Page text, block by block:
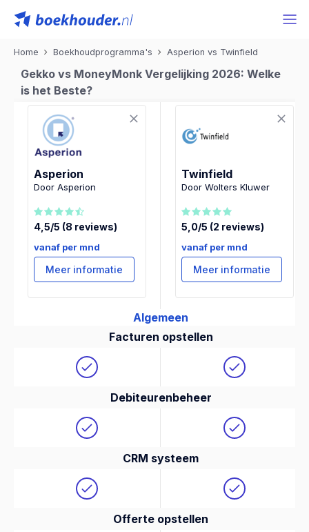
Home Boekhoudprogramma's Asperion vs Twinfield
Gekko vs MoneyMonk Vergelijking 2026: Welke
is het Beste?
Asperion
Door Asperion
4,5/5 (8 reviews)
vanaf per mnd
Meer informatie
Twinfield
Door Wolters Kluwer
5,0/5 (2 reviews)
vanaf per mnd
Meer informatie
Algemeen
Facturen opstellen
Debiteurenbeheer
CRM systeem
Offerte opstellen